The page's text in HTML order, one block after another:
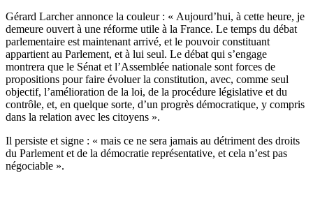
Gérard Larcher annonce la couleur : « Aujourd’hui, à cette heure, je
demeure ouvert à une réforme utile à la France. Le temps du débat
parlementaire est maintenant arrivé, et le pouvoir constituant
appartient au Parlement, et à lui seul. Le débat qui s’engage
montrera que le Sénat et l’Assemblée nationale sont forces de
propositions pour faire évoluer la constitution, avec, comme seul
objectif, l’amélioration de la loi, de la procédure législative et du
contrôle, et, en quelque sorte, d’un progrès démocratique, y compris
dans la relation avec les citoyens ».
Il persiste et signe : « mais ce ne sera jamais au détriment des droits
du Parlement et de la démocratie représentative, et cela n’est pas
négociable ».